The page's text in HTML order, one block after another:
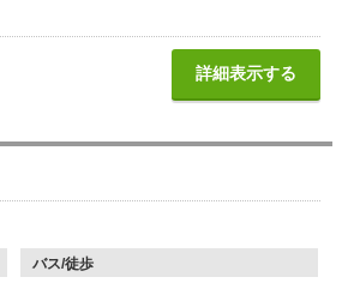
詳細表示する
バス/徒歩